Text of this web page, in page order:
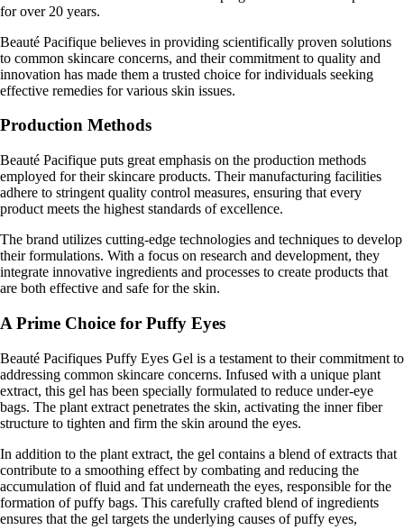
for over 20 years.
Beauté Pacifique believes in providing scientifically proven solutions
to common skincare concerns, and their commitment to quality and
innovation has made them a trusted choice for individuals seeking
effective remedies for various skin issues.
Production Methods
Beauté Pacifique puts great emphasis on the production methods
employed for their skincare products. Their manufacturing facilities
adhere to stringent quality control measures, ensuring that every
product meets the highest standards of excellence.
The brand utilizes cutting-edge technologies and techniques to develop
their formulations. With a focus on research and development, they
integrate innovative ingredients and processes to create products that
are both effective and safe for the skin.
A Prime Choice for Puffy Eyes
Beauté Pacifiques Puffy Eyes Gel is a testament to their commitment to
addressing common skincare concerns. Infused with a unique plant
extract, this gel has been specially formulated to reduce under-eye
bags. The plant extract penetrates the skin, activating the inner fiber
structure to tighten and firm the skin around the eyes.
In addition to the plant extract, the gel contains a blend of extracts that
contribute to a smoothing effect by combating and reducing the
accumulation of fluid and fat underneath the eyes, responsible for the
formation of puffy bags. This carefully crafted blend of ingredients
ensures that the gel targets the underlying causes of puffy eyes,